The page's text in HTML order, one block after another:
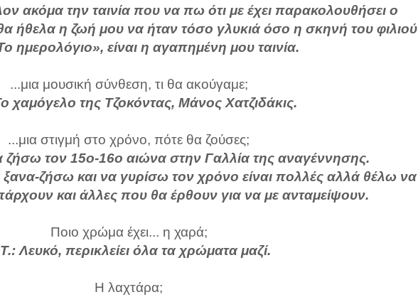
ακόμα την ταινία που να πω ότι με έχει παρακολουθήσει ο
ήθελα η ζωή μου να ήταν τόσο γλυκιά όσο η σκηνή του φιλιού
ημερολόγιο», είναι η αγαπημένη μου ταινία.
...μια μουσική σύνθεση, τι θα ακούγαμε;
χαμόγελο της Τζοκόντας, Μάνος Χατζιδάκις.
...μια στιγμή στο χρόνο, πότε θα ζούσες;
τον 15ο-16ο αιώνα στην Γαλλία της αναγέννησης.
ζήσω και να γυρίσω τον χρόνο είναι πολλές αλλά θέλω να
και άλλες που θα έρθουν για να με ανταμείψουν.
Ποιο χρώμα έχει... η χαρά;
Λευκό, περικλείει όλα τα χρώματα μαζί.
Η λαχτάρα;